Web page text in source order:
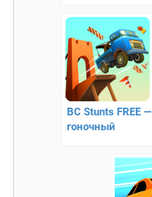
аркадные гонки!
BC Stunts FREE —
гоночный